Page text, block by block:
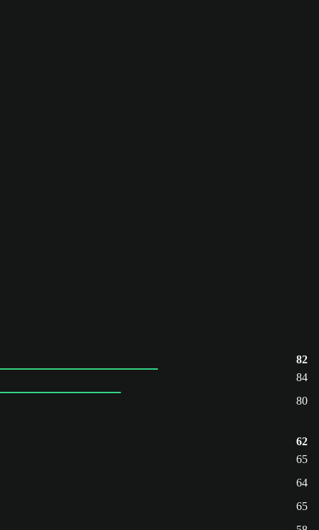
82
84
80
62
65
64
65